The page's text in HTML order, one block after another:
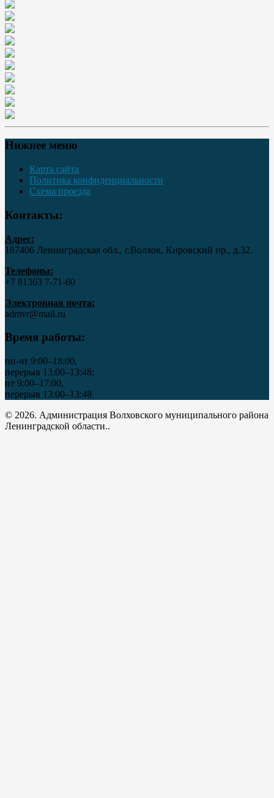
Нижнее меню
Карта сайта
Политика конфиденциальности
Схема проезда
Контакты:
Адрес:
187406 Ленинградская обл., г.Волхов, Кировский пр., д.32.
Телефоны:
+7 81363 7‑71-60
Электронная почта:
admvr@mail.ru
Время работы:
пн-чт 9:00–18:00,
перерыв 13:00–13:48;
пт 9:00–17:00,
перерыв 13:00–13:48
© 2026. Администрация Волховского муниципального района
Ленинградской области..